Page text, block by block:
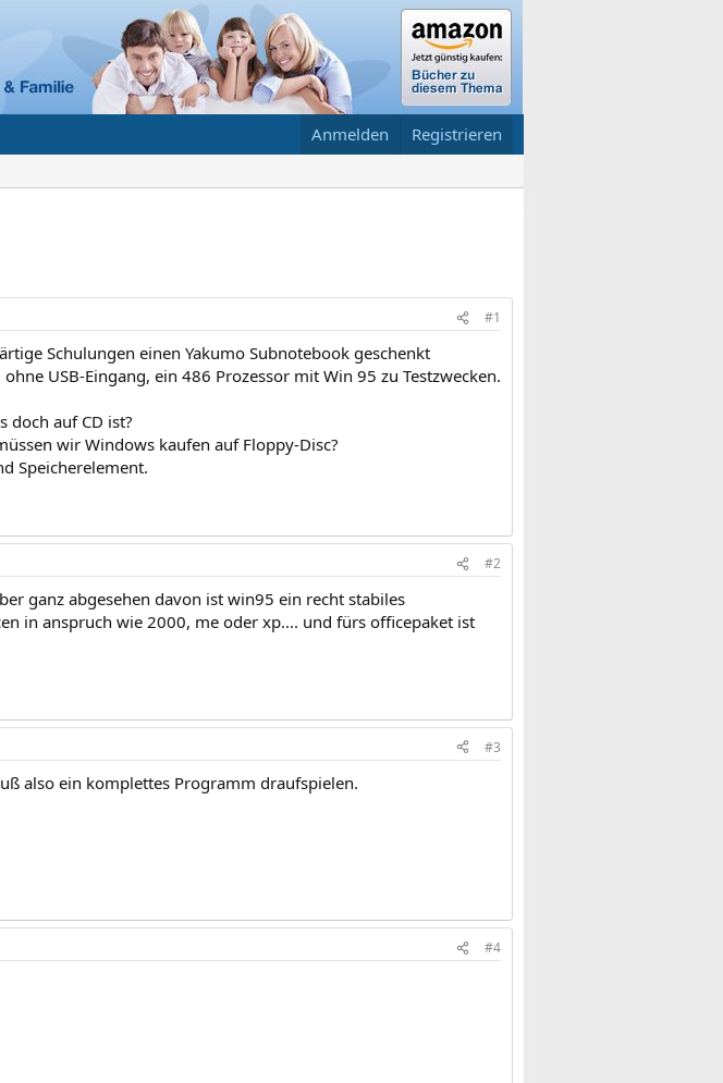
Anmelden Registrieren
#1
Schulungen einen Yakumo Subnotebook geschenkt
USB-Eingang, ein 486 Prozessor mit Win 95 zu Testzwecken.
doch auf CD ist?
wir Windows kaufen auf Floppy-Disc?
Speicherelement.
#2
ganz abgesehen davon ist win95 ein recht stabiles
in anspruch wie 2000, me oder xp.... und fürs officepaket ist
#3
also ein komplettes Programm draufspielen.
#4